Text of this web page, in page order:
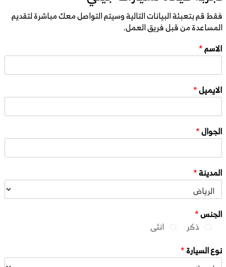
فقط قم بتعبئة البيانات التالية وسيتم التواصل معك مباشرة لتقديم
المساعدة من قبل فريق العمل.
الاسم*
الايميل*
الجوال*
المدينة*
الجنس*
ذكر
انثى
نوع السيارة*